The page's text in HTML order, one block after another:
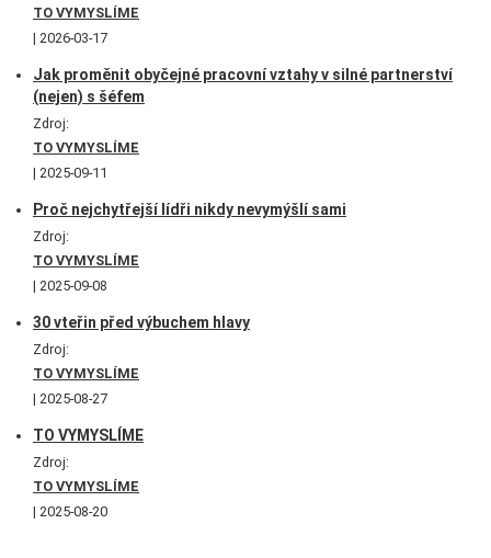
TO VYMYSLÍME
2026-03-17
Jak proměnit obyčejné pracovní vztahy v silné partnerství
(nejen) s šéfem
Zdroj:
TO VYMYSLÍME
2025-09-11
Proč nejchytřejší lídři nikdy nevymýšlí sami
Zdroj:
TO VYMYSLÍME
2025-09-08
30 vteřin před výbuchem hlavy
Zdroj:
TO VYMYSLÍME
2025-08-27
TO VYMYSLÍME
Zdroj:
TO VYMYSLÍME
2025-08-20